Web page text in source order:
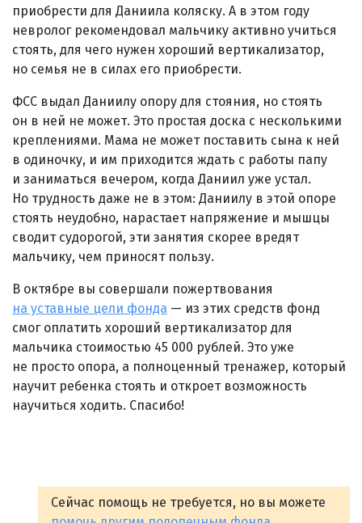
приобрести для Даниила коляску. А в этом году
невролог рекомендовал мальчику активно учиться
стоять, для чего нужен хороший вертикализатор,
но семья не в силах его приобрести.
ФСС выдал Даниилу опору для стояния, но стоять
он в ней не может. Это простая доска с несколькими
креплениями. Мама не может поставить сына к ней
в одиночку, и им приходится ждать с работы папу
и заниматься вечером, когда Даниил уже устал.
Но трудность даже не в этом: Даниилу в этой опоре
стоять неудобно, нарастает напряжение и мышцы
сводит судорогой, эти занятия скорее вредят
мальчику, чем приносят пользу.
В октябре вы совершали пожертвования
на уставные цели фонда — из этих средств фонд
смог оплатить хороший вертикализатор для
мальчика стоимостью 45 000 рублей. Это уже
не просто опора, а полноценный тренажер, который
научит ребенка стоять и откроет возможность
научиться ходить. Спасибо!
Сейчас помощь не требуется, но вы можете